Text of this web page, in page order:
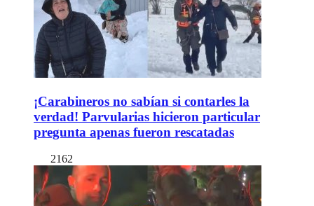
¡Carabineros no sabían si contarles la
verdad! Parvularias hicieron particular
pregunta apenas fueron rescatadas
2162